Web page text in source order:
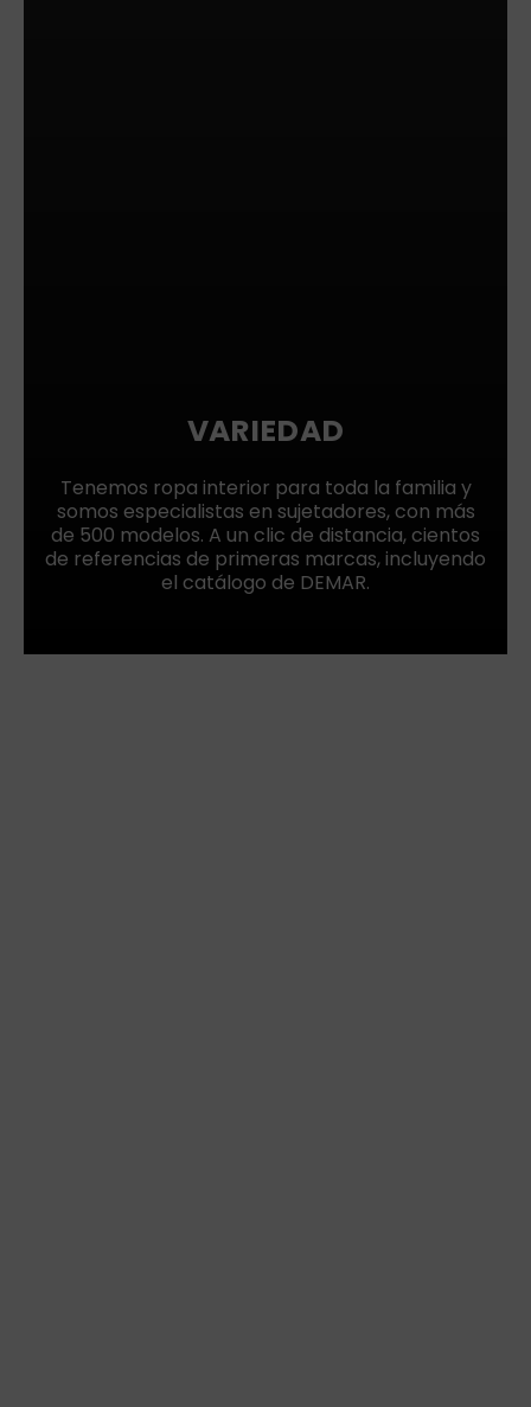
VARIEDAD
Tenemos ropa interior para toda la familia y
somos especialistas en sujetadores, con más
de 500 modelos. A un clic de distancia, cientos
de referencias de primeras marcas, incluyendo
el catálogo de DEMAR.